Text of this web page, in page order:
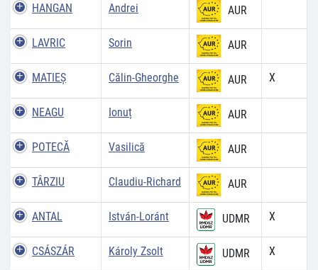
HANGAN Andrei AUR
LAVRIC Sorin AUR
MATIEŞ Călin-Gheorghe AUR X
NEAGU Ionuț AUR
POTECĂ Vasilică AUR
TÂRZIU Claudiu-Richard AUR
ANTAL István-Loránt UDMR X
CSÁSZÁR Károly Zsolt UDMR X